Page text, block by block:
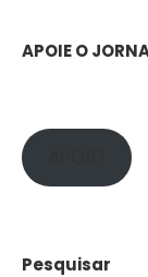
APOIE O
Pesquisar